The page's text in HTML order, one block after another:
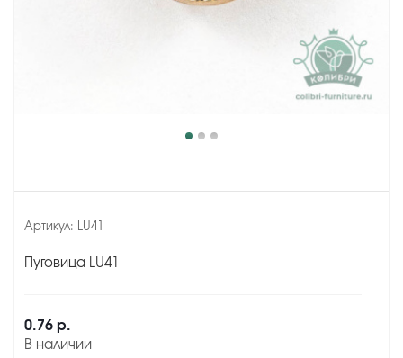
Артикул: LU41
Пуговица LU41
0.76 р.
В наличии